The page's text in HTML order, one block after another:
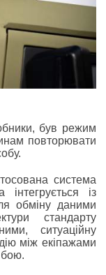
був режим
повторювати
система
із
обміну даними
стандарту
ситуаційну
між екіпажами